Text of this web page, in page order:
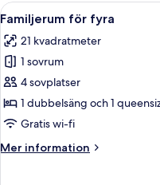
Öppna
alla
foton
för
Familjerum
för
fyra
3
Familjerum för fyra
21 kvadratmeter
1 sovrum
4 sovplatser
1 dubbelsäng och 1
Gratis wi-fi
Mer information
Mer